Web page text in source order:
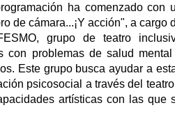
ha comenzado con
de cámara...¡Y acción", a cargo
grupo de teatro
con problemas de salud
Este grupo busca ayudar a
psicosocial a través del
artísticas con las que